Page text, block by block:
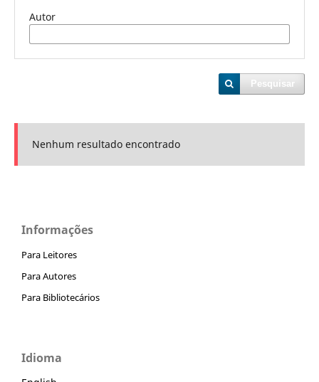
Autor
Pesquisar
Nenhum resultado encontrado
Informações
Para Leitores
Para Autores
Para Bibliotecários
Idioma